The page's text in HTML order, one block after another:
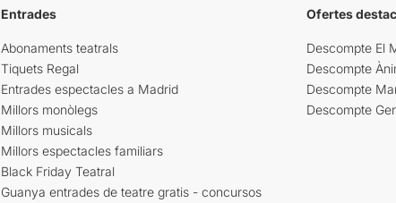
Entrades
Abonaments teatrals
Tiquets Regal
Entrades espectacles a Madrid
Millors monòlegs
Millors musicals
Millors espectacles familiars
Black Friday Teatral
Guanya entrades de teatre gratis - concursos
Ofertes
Descompte El
Descompte
Descompte
Descompte